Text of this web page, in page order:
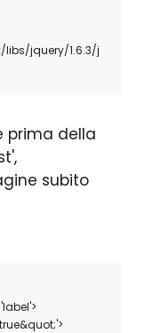
jquery/1.6.3/j
prima della
subito